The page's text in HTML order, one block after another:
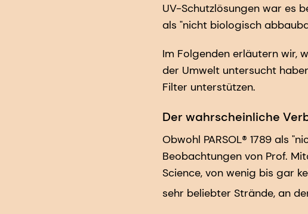
UV-Schutzlösungen war es
als "nicht biologisch
Im Folgenden erläutern wir,
der Umwelt untersucht
Filter unterstützen.
Der wahrscheinliche
Obwohl PARSOL® 1789 als
Beobachtungen von Prof.
Science, von wenig bis gar
sehr beliebter Strände, an